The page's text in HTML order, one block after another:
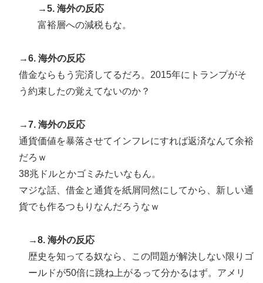
→5. 海外の反応
富裕層への減税もな。
→6. 海外の反応
借金ならもう完済してるだろ。2015年にトランプがそ
う約束したの覚えてないのか？
→7. 海外の反応
通貨価値を暴落させてインフレにすれば返済なんて余裕
だろｗ
38兆ドルとかゴミみたいなもん。
マジな話、借金と通貨を紙屑同然にしてから、新しい通
貨でも作るつもりなんだろうなｗ
→8. 海外の反応
歴史を知ってる奴なら、この問題が解決しない限りゴ
ールドが50倍に跳ね上がるって分かるはず。アメリ